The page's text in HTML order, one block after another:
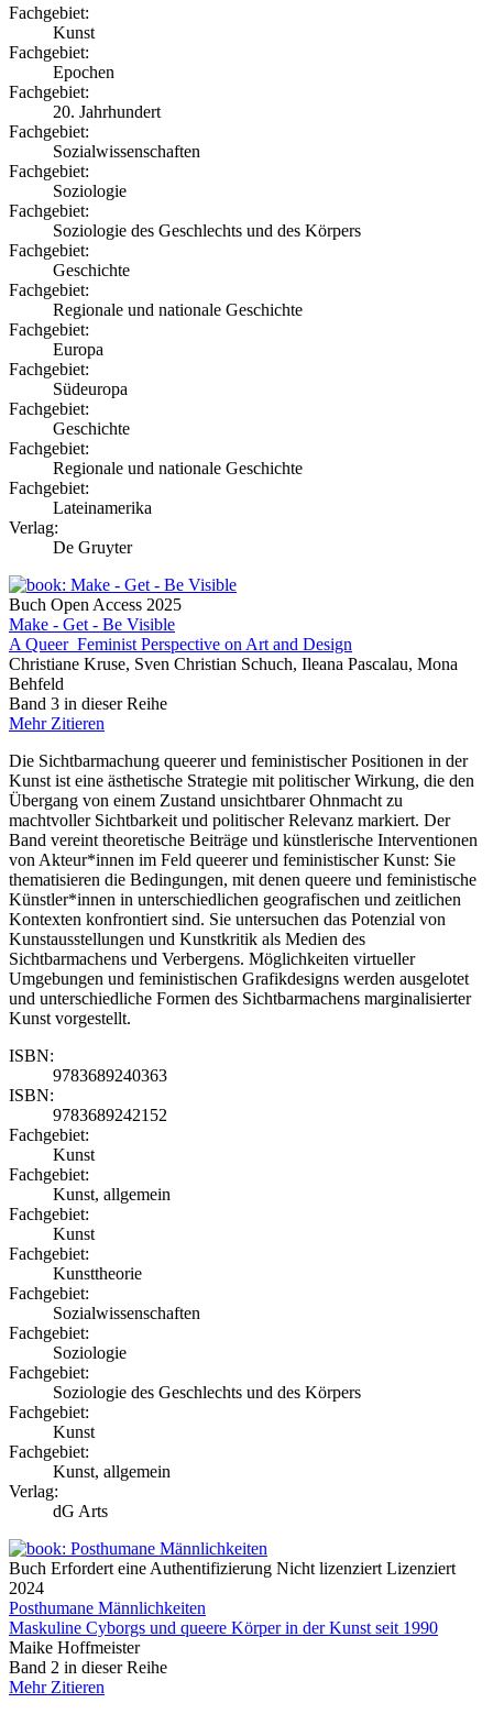
Fachgebiet:
Kunst
Fachgebiet:
Epochen
Fachgebiet:
20. Jahrhundert
Fachgebiet:
Sozialwissenschaften
Fachgebiet:
Soziologie
Fachgebiet:
Soziologie des Geschlechts und des Körpers
Fachgebiet:
Geschichte
Fachgebiet:
Regionale und nationale Geschichte
Fachgebiet:
Europa
Fachgebiet:
Südeuropa
Fachgebiet:
Geschichte
Fachgebiet:
Regionale und nationale Geschichte
Fachgebiet:
Lateinamerika
Verlag:
De Gruyter
Buch Open Access 2025
Make - Get - Be Visible
A Queer_Feminist Perspective on Art and Design
Christiane Kruse, Sven Christian Schuch, Ileana Pascalau, Mona
Behfeld
Band 3 in dieser Reihe
Mehr Zitieren
Die Sichtbarmachung queerer und feministischer Positionen in der
Kunst ist eine ästhetische Strategie mit politischer Wirkung, die den
Übergang von einem Zustand unsichtbarer Ohnmacht zu
machtvoller Sichtbarkeit und politischer Relevanz markiert. Der
Band vereint theoretische Beiträge und künstlerische Interventionen
von Akteur*innen im Feld queerer und feministischer Kunst: Sie
thematisieren die Bedingungen, mit denen queere und feministische
Künstler*innen in unterschiedlichen geografischen und zeitlichen
Kontexten konfrontiert sind. Sie untersuchen das Potenzial von
Kunstausstellungen und Kunstkritik als Medien des
Sichtbarmachens und Verbergens. Möglichkeiten virtueller
Umgebungen und feministischen Grafikdesigns werden ausgelotet
und unterschiedliche Formen des Sichtbarmachens marginalisierter
Kunst vorgestellt.
ISBN:
9783689240363
ISBN:
9783689242152
Fachgebiet:
Kunst
Fachgebiet:
Kunst, allgemein
Fachgebiet:
Kunst
Fachgebiet:
Kunsttheorie
Fachgebiet:
Sozialwissenschaften
Fachgebiet:
Soziologie
Fachgebiet:
Soziologie des Geschlechts und des Körpers
Fachgebiet:
Kunst
Fachgebiet:
Kunst, allgemein
Verlag:
dG Arts
Buch Erfordert eine Authentifizierung Nicht lizenziert Lizenziert
2024
Posthumane Männlichkeiten
Maskuline Cyborgs und queere Körper in der Kunst seit 1990
Maike Hoffmeister
Band 2 in dieser Reihe
Mehr Zitieren